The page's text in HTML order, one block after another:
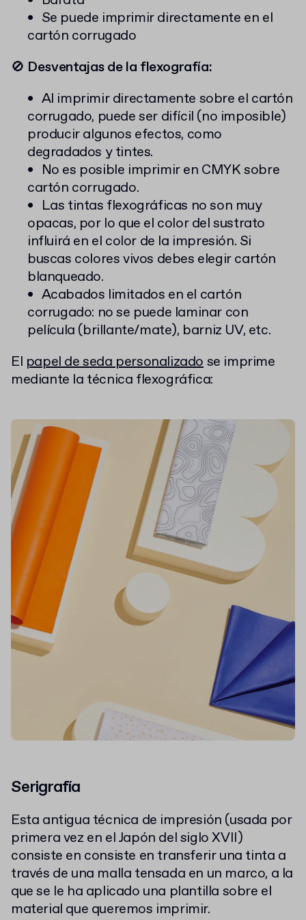
Se puede imprimir directamente en el
cartón corrugado
🚫 Desventajas de la flexografía:
Al imprimir directamente sobre el cartón
corrugado, puede ser difícil (no imposible)
producir algunos efectos, como
degradados y tintes.
No es posible imprimir en CMYK sobre
cartón corrugado.
Las tintas flexográficas no son muy
opacas, por lo que el color del sustrato
influirá en el color de la impresión. Si
buscas colores vivos debes elegir cartón
blanqueado.
Acabados limitados en el cartón
corrugado: no se puede laminar con
película (brillante/mate), barniz UV, etc.
El papel de seda personalizadose imprime
mediante la técnica flexográfica:
Serigrafía
Esta antigua técnica de impresión (usada por
primera vez en el Japón del siglo XVII)
consiste en consiste en transferir una tinta a
través de una malla tensada en un marco, a la
que se le ha aplicado una plantilla sobre el
material que queremos imprimir.